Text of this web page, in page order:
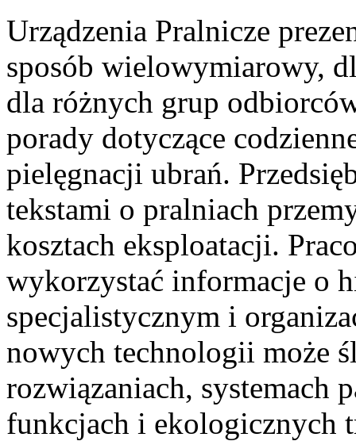
Urządzenia Pralnicze
sposób wielowymiarowy,
dla różnych grup
porady dotyczące
pielęgnacji ubrań.
tekstami o pralniach
kosztach eksploatacji.
wykorzystać informacje o
specjalistycznym i
nowych technologii może
rozwiązaniach, systemach
funkcjach i ekologicznych